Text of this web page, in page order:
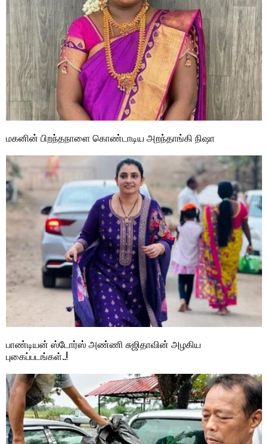
மகனின் பிறந்தநாளை கொண்டாடிய அறந்தாங்கி நிஷா
பாண்டியன் ஸ்டோர்ஸ் அண்ணி சுஜிதாவின் அழகிய
புகைப்படங்கள்..!